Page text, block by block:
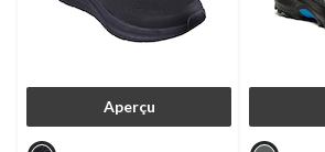
Aperçu